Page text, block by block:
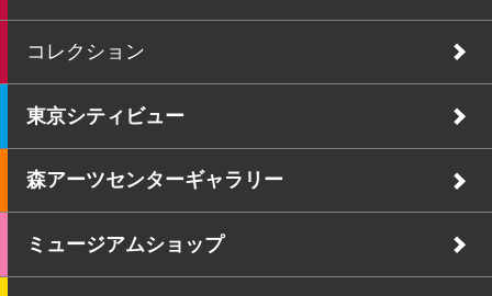
コレクション
東京シティビュー
森アーツセンターギャラリー
ミュージアムショップ